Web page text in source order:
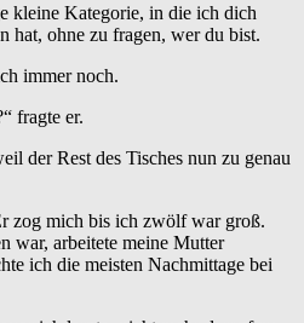
kleine Kategorie, in die ich dich
hat, ohne zu fragen, wer du bist.
immer noch.
fragte er.
der Rest des Tisches nun zu genau
zog mich bis ich zwölf war groß.
war, arbeitete meine Mutter
ich die meisten Nachmittage bei